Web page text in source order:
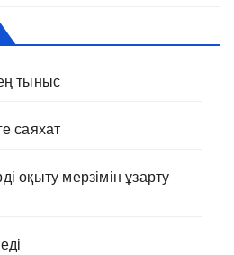
тыныс
саяхат
оқыту мерзімін ұзарту